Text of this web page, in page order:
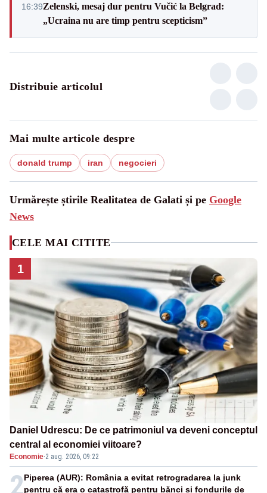
16:39Zelenski, mesaj dur pentru Vučić la Belgrad:
„Ucraina nu are timp pentru scepticism”
Distribuie articolul
Mai multe articole despre
donald trump iran negocieri
Urmărește știrile Realitatea de Galati și pe Google
News
CELE MAI CITITE
1
Daniel Udrescu: De ce patrimoniul va deveni conceptul
central al economiei viitoare?
Economie·2 aug. 2026, 09:22
2Piperea (AUR): România a evitat retrogradarea la junk
pentru că era o catastrofă pentru bănci și fondurile de